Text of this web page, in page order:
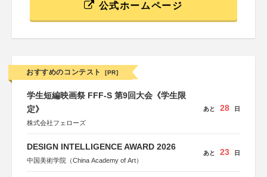
公式ホームページ
おすすめのコンテスト [PR]
学生短編映画祭 FFF-S 第9回大会《学生限
定》
株式会社フェローズ
あと 28 日
DESIGN INTELLIGENCE AWARD 2026
中国美術学院（China Academy of Art）
あと 23 日